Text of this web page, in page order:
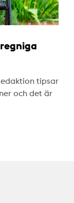
tipsar
och det är